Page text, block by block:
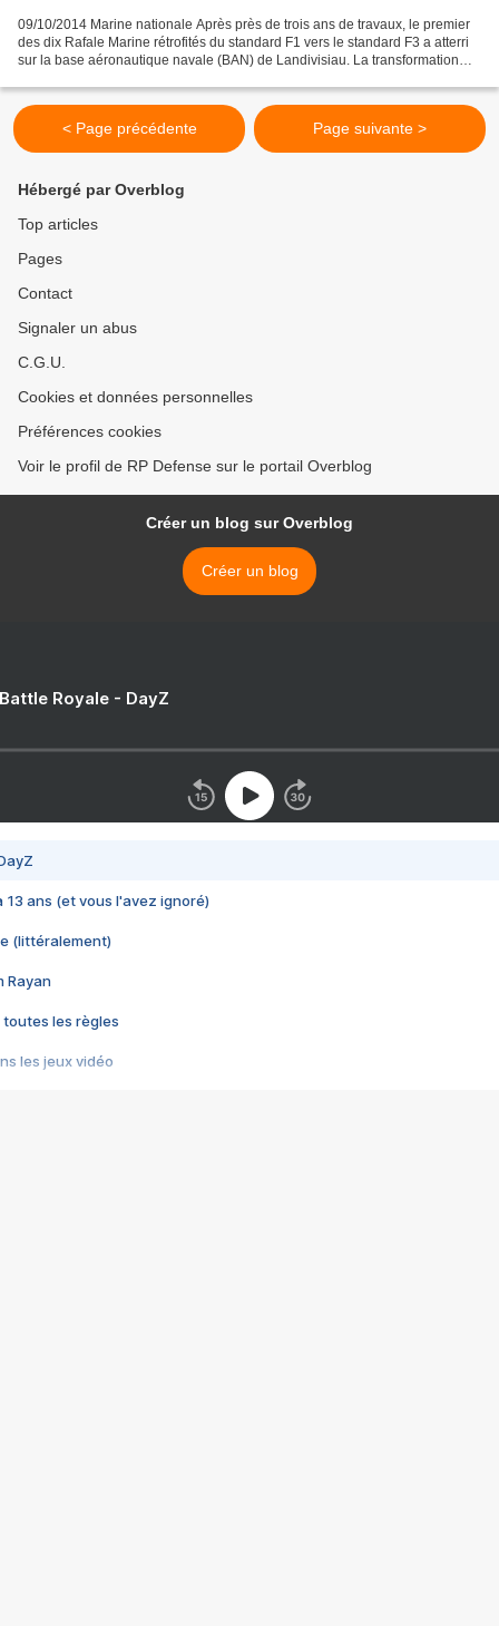
09/10/2014 Marine nationale Après près de trois ans de travaux, le premier
des dix Rafale Marine rétrofités du standard F1 vers le standard F3 a atterri
sur la base aéronautique navale (BAN) de Landivisiau. La transformation
< Page précédente Page suivante >
Hébergé par Overblog
Top articles
Pages
Contact
Signaler un abus
C.G.U.
Cookies et données personnelles
Préférences cookies
Voir le profil de RP Defense sur le portail Overblog
Créer un blog sur Overblog
Créer un blog
Royale - DayZ
13 ans (et vous l'avez ignoré)
(littéralement)
Rayan
toutes les règles
les jeux vidéo